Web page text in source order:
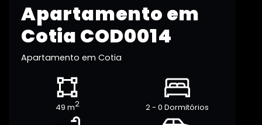
Apartamento em
Cotia COD0014
Apartamento em Cotia
49 m2 2 - 0 Dormitórios